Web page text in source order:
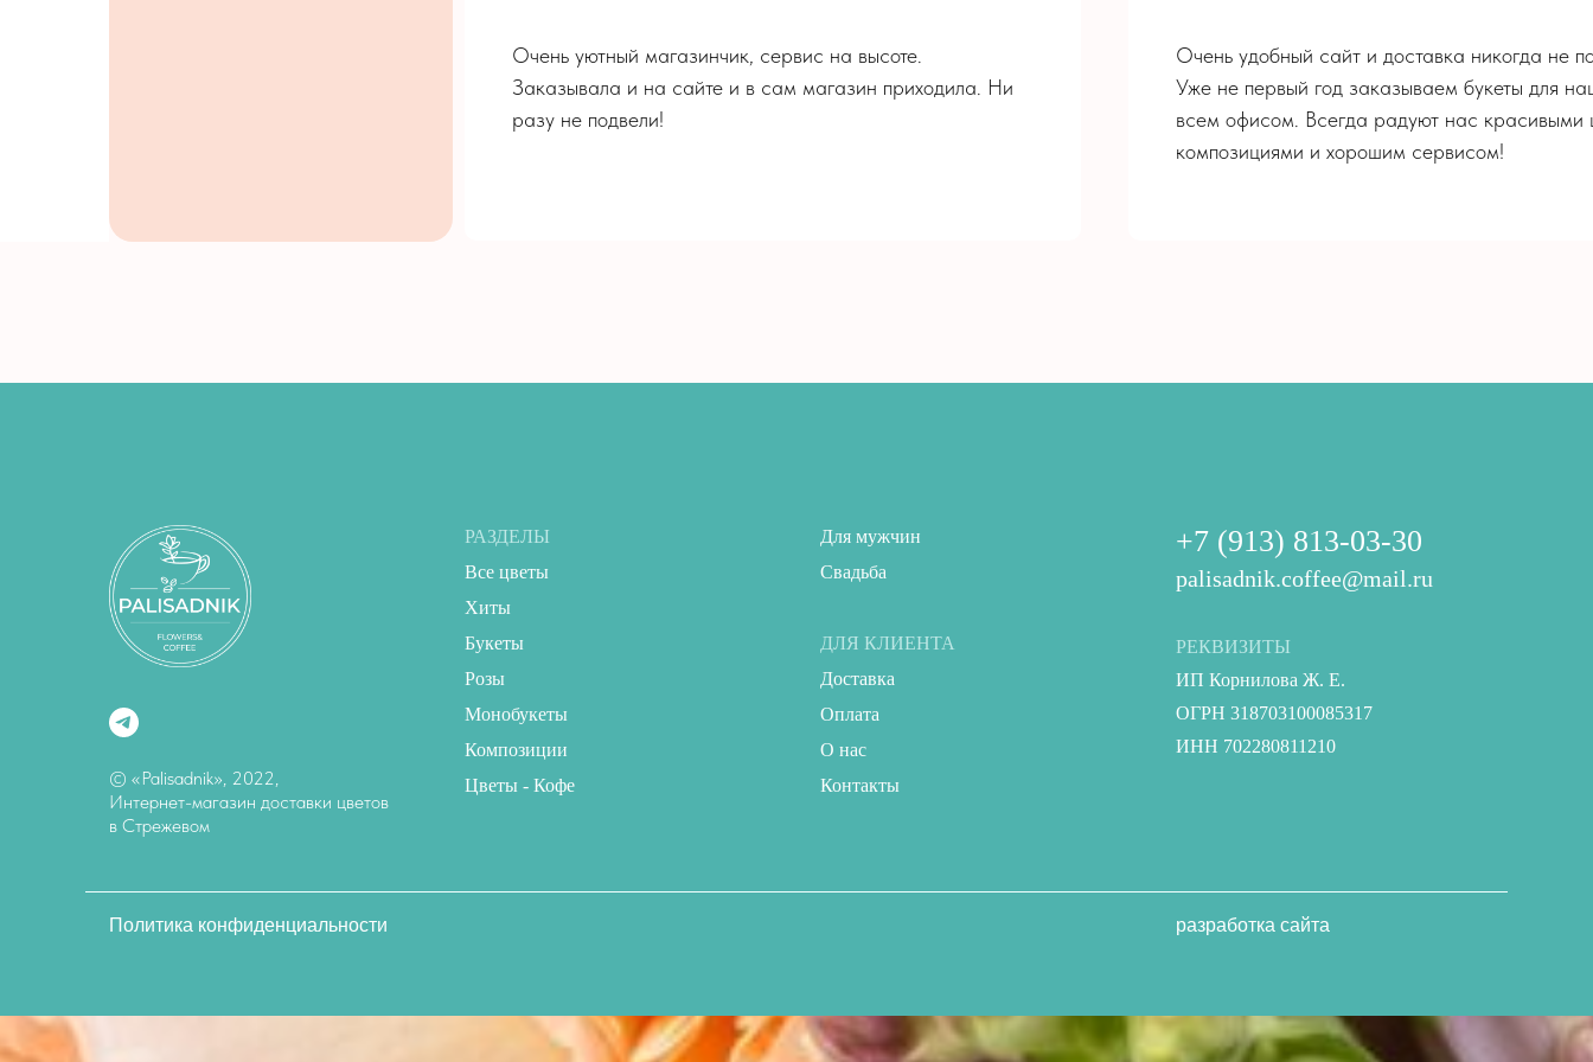
Очень уютный магазинчик, сервис на высоте.
Заказывала и на сайте и в сам магазин приходила. Ни
разу не подвели!
Очень удобный сайт и доставка никогда не
Уже не первый год заказываем букеты для
всем офисом. Всегда радуют нас красивыми
композициями и хорошим сервисом!
© «Palisadnik», 2022,
Интернет-магазин доставки цветов
в Стрежевом
РАЗДЕЛЫ
Все цветы
Хиты
Букеты
Розы
Монобукеты
Композиции
Цветы - Кофе
Для мужчин
Свадьба
ДЛЯ КЛИЕНТА
Доставка
Оплата
О нас
Контакты
+7 (913) 813-03-30
palisadnik.coffee@mail.ru
РЕКВИЗИТЫ
ИП Корнилова Ж. Е.
ОГРН 318703100085317
ИНН 702280811210
Политика конфиденциальности разработка сайта